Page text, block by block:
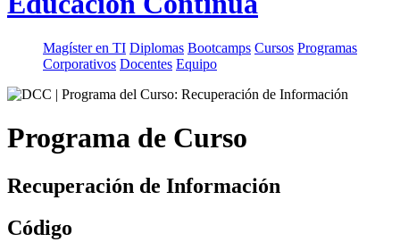
Magíster en TI Diplomas Bootcamps Cursos Programas
Corporativos Docentes Equipo
Programa de Curso
Recuperación de Información
Código